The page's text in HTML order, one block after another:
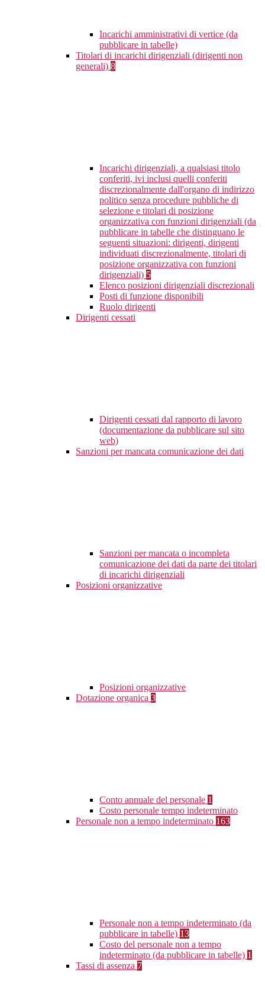
Incarichi amministrativi di vertice (da
pubblicare in tabelle)
Titolari di incarichi dirigenziali (dirigenti non
generali) 8
Incarichi dirigenziali, a qualsiasi titolo
conferiti, ivi inclusi quelli conferiti
discrezionalmente dall'organo di indirizzo
politico senza procedure pubbliche di
selezione e titolari di posizione
organizzativa con funzioni dirigenziali (da
pubblicare in tabelle che distinguano le
seguenti situazioni: dirigenti, dirigenti
individuati discrezionalmente, titolari di
posizione organizzativa con funzioni
dirigenziali) 5
Elenco posizioni dirigenziali discrezionali
Posti di funzione disponibili
Ruolo dirigenti
Dirigenti cessati
Dirigenti cessati dal rapporto di lavoro
(documentazione da pubblicare sul sito
web)
Sanzioni per mancata comunicazione dei dati
Sanzioni per mancata o incompleta
comunicazione dei dati da parte dei titolari
di incarichi dirigenziali
Posizioni organizzative
Posizioni organizzative
Dotazione organica 3
Conto annuale del personale 1
Costo personale tempo indeterminato
Personale non a tempo indeterminato 163
Personale non a tempo indeterminato (da
pubblicare in tabelle) 13
Costo del personale non a tempo
indeterminato (da pubblicare in tabelle) 1
Tassi di assenza 7